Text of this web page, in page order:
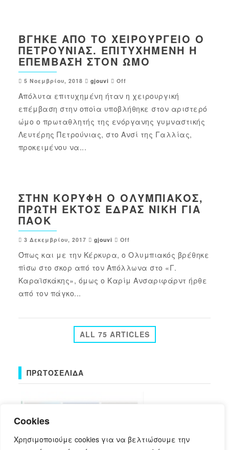
Cookies
Χρησιμοποιούμε cookies για να βελτιώσουμε την
ΒΓΉΚΕ ΑΠΌ ΤΟ ΧΕΙΡΟΥΡΓΕΊΟ Ο
ΠΕΤΡΟΎΝΙΑΣ. ΕΠΙΤΥΧΗΜΈΝΗ Η
ΕΠΈΜΒΑΣΗ ΣΤΟΝ ΏΜΟ
5 Νοεμβρίου, 2018 gjouvi Off
Απόλυτα επιτυχημένη ήταν η χειρουργική
επέμβαση στην οποία υποβλήθηκε στον αριστερό
ώμο ο πρωταθλητής της ενόργανης γυμναστικής
Λευτέρης Πετρούνιας, στο Ανσί της Γαλλίας,
προκειμένου να...
ΣΤΗΝ ΚΟΡΥΦΉ Ο ΟΛΥΜΠΙΑΚΌΣ,
ΠΡΏΤΗ ΕΚΤΌΣ ΈΔΡΑΣ ΝΊΚΗ ΓΙΑ
ΠΑΟΚ
3 Δεκεμβρίου, 2017 gjouvi Off
Όπως και με την Κέρκυρα, ο Ολυμπιακός βρέθηκε
πίσω στο σκορ από τον Απόλλωνα στο «Γ.
Καραϊσκάκης», όμως ο Καρίμ Ανσαριφάρντ ήρθε
από τον πάγκο...
ALL 75 ARTICLES
ΠΡΩΤΟΣΈΛΙΔΑ